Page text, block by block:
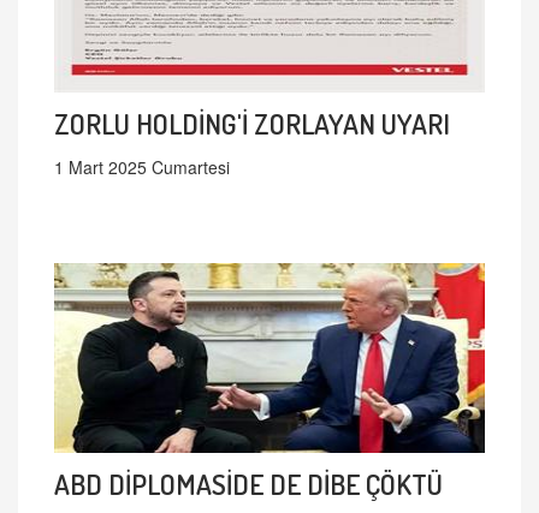
ZORLU HOLDİNG'İ ZORLAYAN UYARI
1 Mart 2025 Cumartesi
ABD DİPLOMASİDE DE DİBE ÇÖKTÜ